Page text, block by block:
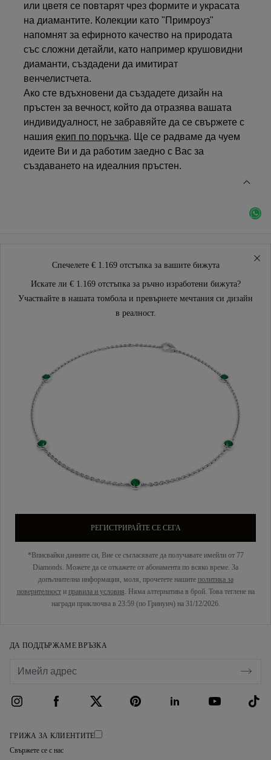
или цветя се повтарят чрез формите и украсата
на диамантите. Колекции като "Примроуз"
напомнят за ефирното качество на природата
със сложни детайли, като например крушовидни
диаманти, създадени да имитират
венчелистчета.
Ако сте вдъхновени да създадете дизайн на
пръстен за вечност, който да отразява вашата
индивидуалност, не забравяйте да се свържете с
нашия екип по поръчка. Ще се радваме да чуем
идеите Ви и да работим заедно с Вас за
създаването на идеалния пръстен.
Спечелете € 1.169 отстъпка за вашите бижута
Искате ли € 1.169 отстъпка за ръчно изработени бижута?
Участвайте в нашата томбола и превърнете мечтания си дизайн
в реалност.
РЕГИСТРИРАЙТЕ СЕ СЕГА
*Вписвайки данните си, Вие се съгласявате да получавате имейли от 77
Diamonds. Можете да се откажете от абонамента по всяко време. За
допълнителна информация, моля, прочетете нашите политика за
поверителности правила и условия . Няма алтернатива в брой. Това теглене на
награди приключва в 23:59 (по Гринуич) на 31/12/2026.
ДА ПОДДЪРЖАМЕ ВРЪЗКА
ГРИЖА ЗА КЛИЕНТИТЕ
Свържете се с нас